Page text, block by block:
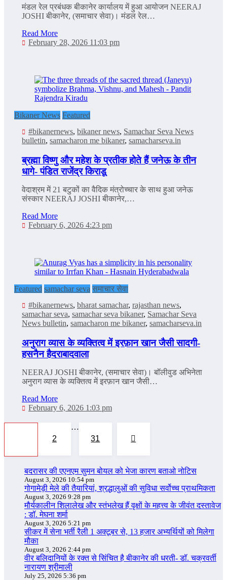
मंडल रेल प्रबंधक बीकानेर कार्यालय में हुआ आयोजन NEERAJ
JOSHI बीकानेर, (समाचार सेवा)। मंडल रेल…
Read More
February 28, 2026 11:03 pm
Bikaner News Featured
#bikanernews, bikaner news, Samachar Seva News
bulletin, samacharon me bikaner, samacharseva.in
ब्रह्मा विष्णु और महेश के प्रतीक होते हैं जनेऊ के तीन
धागे- पंडित राजेंद्र किराडू
वेदाश्रम में 21 बटुकों का वैदिक मंत्रोच्चार के साथ हुआ जनेऊ
संस्कार NEERAJ JOSHI बीकानेर,…
Read More
February 6, 2026 4:23 pm
Featured samachar seva समाचार सेवा
#bikanernews, bharat samachar, rajasthan news,
samachar seva, samachar seva bikaner, Samachar Seva
News bulletin, samacharon me bikaner, samacharseva.in
अनुराग व्यास के व्यक्तित्व में इरफ़ान खान जैसी सादगी-
हसनैन हैदराबादवाला
NEERAJ JOSHI बीकानेर, (समाचार सेवा)। बॉलीवुड अभिनेता
अनुराग व्यास के व्यक्तित्व में इरफ़ान खान जैसी…
Read More
February 6, 2026 1:03 pm
pagination
2
…
31
बदरासर की एएनएम सुमन बोयल को भेजा कारण बताओ नोटिस
August 3, 2026 10:54 pm
गोगामेड़ी मेले की तैयारियां, श्रद्धालुओं की सुविधा सर्वोच्च प्राथमिकता
August 3, 2026 9:28 pm
मौर्यकालीन शिलालेख और स्तंभलेख हैं वृक्षों के महत्त्व के जीवंत दस्तावेज
: डॉ. मेघना शर्मा
August 3, 2026 5:21 pm
सीकर में सेना भर्ती रैली 1 अक्टूबर से, 13 हजार अभ्यर्थियों को मिलेगा
मौका
August 3, 2026 2:44 pm
वीर बलिदानियों के रक्त से सिंचित है बीकानेर की धरती- डॉ. चक्रवर्ती
नारायण श्रीमाली
July 25, 2026 5:36 pm